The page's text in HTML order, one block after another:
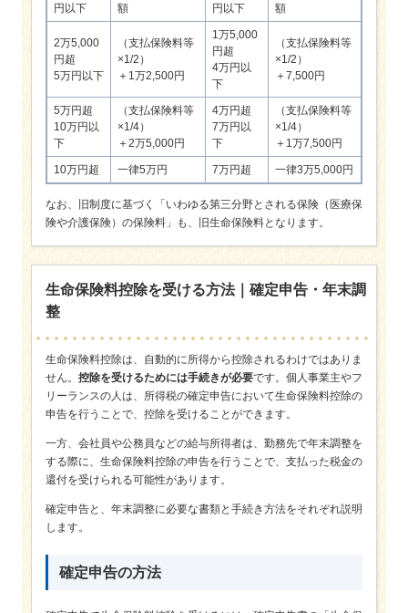
円以下
額
円以下
額
2万5,000
円超
5万円以下
（支払保険料等
×1/2）
＋1万2,500円
1万5,000
円超
4万円以
下
（支払保険料等
×1/2）
＋7,500円
5万円超
10万円以
下
（支払保険料等
×1/4）
＋2万5,000円
4万円超
7万円以
下
（支払保険料等
×1/4）
＋1万7,500円
10万円超 一律5万円 7万円超 一律3万5,000円
なお、旧制度に基づく「いわゆる第三分野とされる保険（医療保
険や介護保険）の保険料」も、旧生命保険料となります。
生命保険料控除を受ける方法｜確定申告・年末調
整
生命保険料控除は、自動的に所得から控除されるわけではありま
せん。 控除を受けるためには手続きが必要です。個人事業主やフ
リーランスの人は、所得税の確定申告において生命保険料控除の
申告を行うことで、控除を受けることができます。
一方、会社員や公務員などの給与所得者は、勤務先で年末調整を
する際に、生命保険料控除の申告を行うことで、支払った税金の
還付を受けられる可能性があります。
確定申告と、年末調整に必要な書類と手続き方法をそれぞれ説明
します。
確定申告の方法